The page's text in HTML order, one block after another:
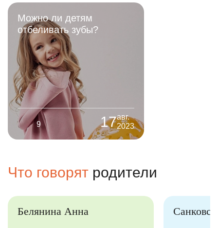
Можно ли детям
отбеливать зубы?
9 17авг.
2023
Что говорят родители
Белянина Анна